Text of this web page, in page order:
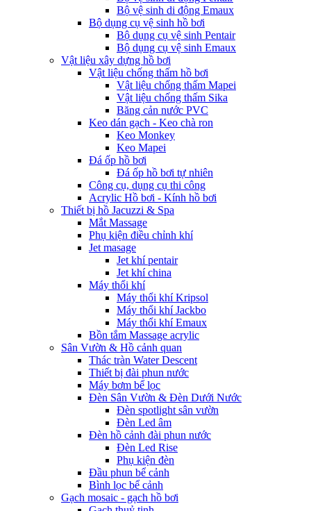
Bộ vệ sinh di động Emaux
Bộ dụng cụ vệ sinh hồ bơi
Bộ dụng cụ vệ sinh Pentair
Bộ dụng cụ vệ sinh Emaux
Vật liệu xây dựng hồ bơi
Vật liệu chống thấm hồ bơi
Vật liệu chống thấm Mapei
Vật liệu chống thấm Sika
Băng cản nước PVC
Keo dán gạch - Keo chà ron
Keo Monkey
Keo Mapei
Đá ốp hồ bơi
Đá ốp hồ bơi tự nhiên
Công cụ, dụng cụ thi công
Acrylic Hồ bơi - Kính hồ bơi
Thiết bị hồ Jacuzzi & Spa
Mắt Massage
Phụ kiện điều chỉnh khí
Jet masage
Jet khí pentair
Jet khí china
Máy thổi khí
Máy thổi khí Kripsol
Máy thổi khí Jackbo
Máy thổi khí Emaux
Bồn tắm Massage acrylic
Sân Vườn & Hồ cảnh quan
Thác tràn Water Descent
Thiết bị đài phun nước
Máy bơm bể lọc
Đèn Sân Vườn & Đèn Dưới Nước
Đèn spotlight sân vườn
Đèn Led âm
Đèn hồ cảnh đài phun nước
Đèn Led Rise
Phụ kiện đèn
Đầu phun bể cảnh
Bình lọc bể cảnh
Gạch mosaic - gạch hồ bơi